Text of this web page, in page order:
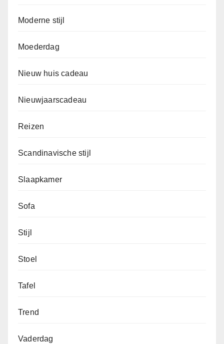
Moderne stijl
Moederdag
Nieuw huis cadeau
Nieuwjaarscadeau
Reizen
Scandinavische stijl
Slaapkamer
Sofa
Stijl
Stoel
Tafel
Trend
Vaderdag